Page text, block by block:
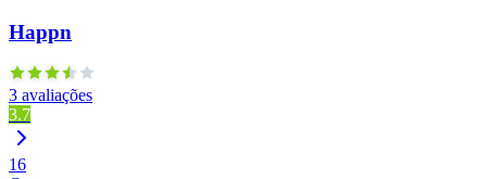
Happn
3 avaliações
3.7
16